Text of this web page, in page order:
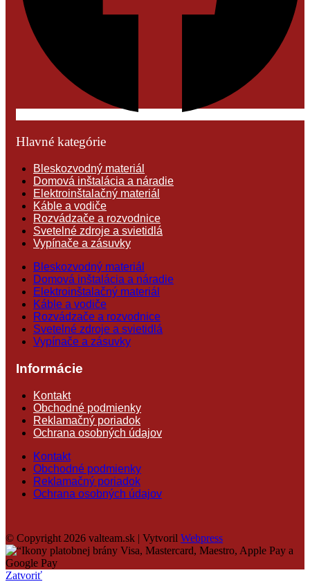
Hlavné kategórie
Bleskozvodný materiál
Domová inštalácia a náradie
Elektroinštalačný materiál
Káble a vodiče
Rozvádzače a rozvodnice
Svetelné zdroje a svietidlá
Vypínače a zásuvky
Bleskozvodný materiál
Domová inštalácia a náradie
Elektroinštalačný materiál
Káble a vodiče
Rozvádzače a rozvodnice
Svetelné zdroje a svietidlá
Vypínače a zásuvky
Informácie
Kontakt
Obchodné podmienky
Reklamačný poriadok
Ochrana osobných údajov
Kontakt
Obchodné podmienky
Reklamačný poriadok
Ochrana osobných údajov
© Copyright 2026 valteam.sk | Vytvoril Webpress
Zatvoriť